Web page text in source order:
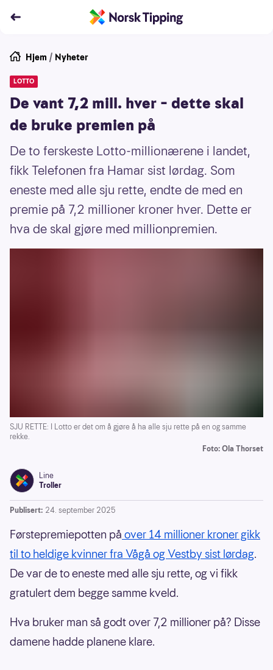
Hjem / Nyheter
LOTTO
De vant 7,2 mill. hver – dette skal
de bruke premien på
De to ferskeste Lotto-millionærene i landet,
fikk Telefonen fra Hamar sist lørdag. Som
eneste med alle sju rette, endte de med en
premie på 7,2 millioner kroner hver. Dette er
hva de skal gjøre med millionpremien.
SJU RETTE: I Lotto er det om å gjøre å ha alle sju rette på en og samme
rekke.
Foto: Ola Thorset
Line
Troller
Publisert: 24. september 2025
Førstepremiepotten på over 14 millioner kroner gikk
til to heldige kvinner fra Vågå og Vestby sist lørdag.
De var de to eneste med alle sju rette, og vi fikk
gratulert dem begge samme kveld.
Hva bruker man så godt over 7,2 millioner på? Disse
damene hadde planene klare.